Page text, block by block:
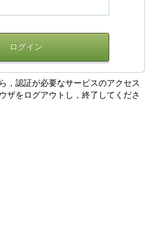
，認証が必要なサービスのアクセス
ザをログアウトし，終了してくださ